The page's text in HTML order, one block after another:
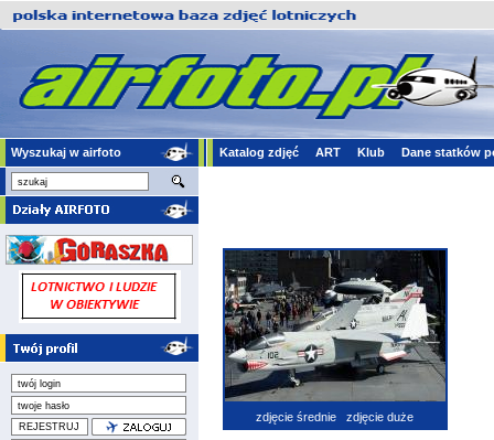
Wyszukaj w airfoto Katalog zdjęć ART Klub Dane statków
zdjęcie średnie zdjęcie duże